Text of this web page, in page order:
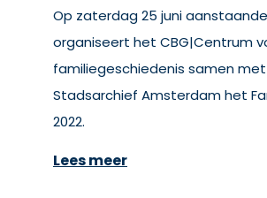
Op zaterdag 25 juni aanstaande
organiseert het CBG|Centrum
familiegeschiedenis samen
Stadsarchief Amsterdam het
2022.
Lees meer